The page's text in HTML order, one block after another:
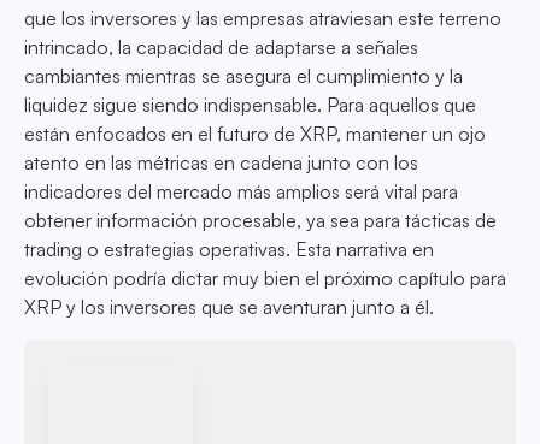
que los inversores y las empresas atraviesan este terreno
intrincado, la capacidad de adaptarse a señales
cambiantes mientras se asegura el cumplimiento y la
liquidez sigue siendo indispensable. Para aquellos que
están enfocados en el futuro de XRP, mantener un ojo
atento en las métricas en cadena junto con los
indicadores del mercado más amplios será vital para
obtener información procesable, ya sea para tácticas de
trading o estrategias operativas. Esta narrativa en
evolución podría dictar muy bien el próximo capítulo para
XRP y los inversores que se aventuran junto a él.